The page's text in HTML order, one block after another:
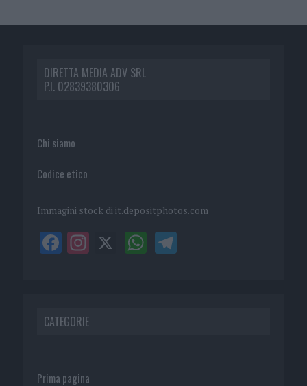
DIRETTA MEDIA ADV SRL
P.I. 02839380306
Chi siamo
Codice etico
Immagini stock di it.depositphotos.com
CATEGORIE
Prima pagina